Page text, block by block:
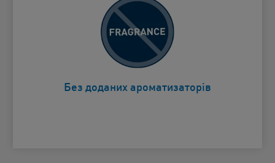
Без доданих ароматизаторів
Щоб уникнути подразнення від
ароматів